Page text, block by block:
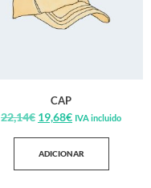
CAP
22,14€ 19,68€ IVA incluido
ADICIONAR